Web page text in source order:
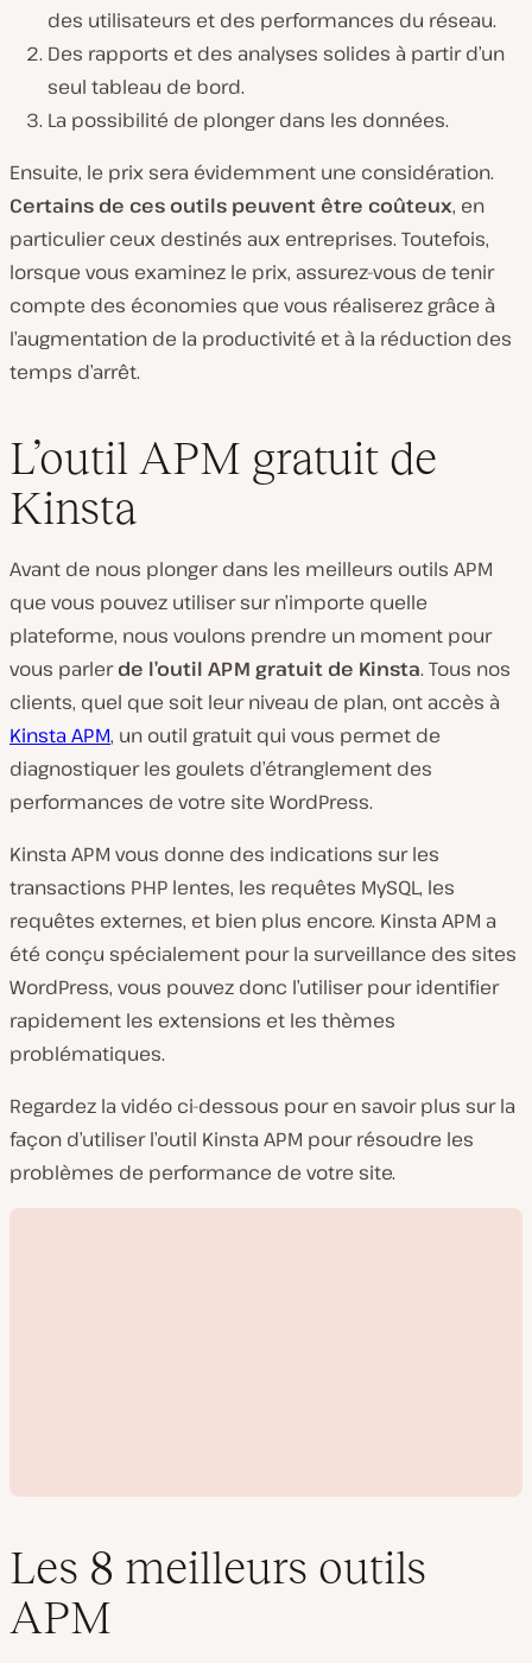
des utilisateurs et des performances du réseau.
Des rapports et des analyses solides à partir d’un
seul tableau de bord.
La possibilité de plonger dans les données.
Ensuite, le prix sera évidemment une considération.
Certains de ces outils peuvent être coûteux, en
particulier ceux destinés aux entreprises. Toutefois,
lorsque vous examinez le prix, assurez-vous de tenir
compte des économies que vous réaliserez grâce à
l’augmentation de la productivité et à la réduction des
temps d’arrêt.
L’outil APM gratuit de
Kinsta
Avant de nous plonger dans les meilleurs outils APM
que vous pouvez utiliser sur n’importe quelle
plateforme, nous voulons prendre un moment pour
vous parlerde l’outil APM gratuit de Kinsta. Tous nos
clients, quel que soit leur niveau de plan, ont accès à
Kinsta APM, un outil gratuit qui vous permet de
diagnostiquer les goulets d’étranglement des
performances de votre site WordPress.
Kinsta APM vous donne des indications sur les
transactions PHP lentes, les requêtes MySQL, les
requêtes externes, et bien plus encore. Kinsta APM a
été conçu spécialement pour la surveillance des sites
WordPress, vous pouvez donc l’utiliser pour identifier
rapidement les extensions et les thèmes
problématiques.
Regardez la vidéo ci-dessous pour en savoir plus sur la
façon d’utiliser l’outil Kinsta APM pour résoudre les
problèmes de performance de votre site.
Les 8 meilleurs outils
APM